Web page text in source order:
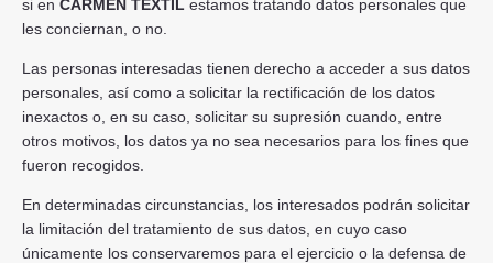
si en CARMEN TEXTIL estamos tratando datos personales que
les conciernan, o no.
Las personas interesadas tienen derecho a acceder a sus datos
personales, así como a solicitar la rectificación de los datos
inexactos o, en su caso, solicitar su supresión cuando, entre
otros motivos, los datos ya no sea necesarios para los fines que
fueron recogidos.
En determinadas circunstancias, los interesados podrán solicitar
la limitación del tratamiento de sus datos, en cuyo caso
únicamente los conservaremos para el ejercicio o la defensa de